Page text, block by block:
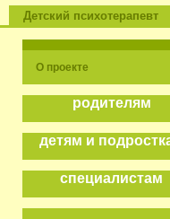
Детский психотерапевт
О проекте
родителям
детям и
специалистам